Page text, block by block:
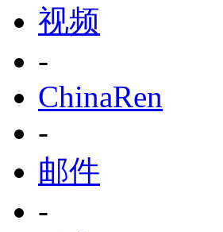
视频
-
ChinaRen
-
邮件
-